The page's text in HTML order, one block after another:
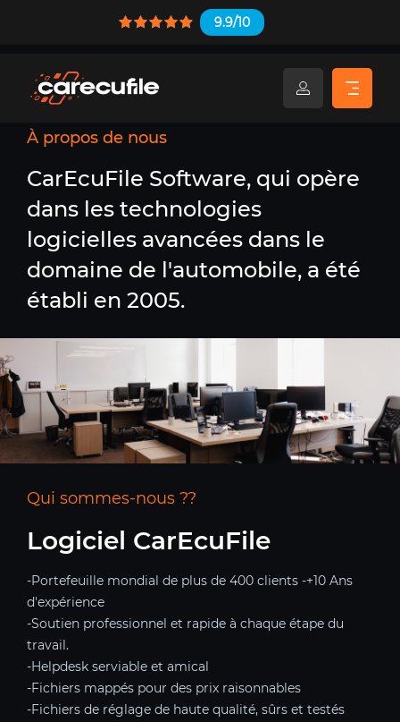
9.9/10
À propos de nous
CarEcuFile Software, qui opère
dans les technologies
logicielles avancées dans le
domaine de l'automobile, a été
établi en 2005.
Qui sommes-nous ??
Logiciel CarEcuFile
-Portefeuille mondial de plus de 400 clients -+10 Ans
d'expérience
-Soutien professionnel et rapide à chaque étape du
travail.
-Helpdesk serviable et amical
-Fichiers mappés pour des prix raisonnables
-Fichiers de réglage de haute qualité, sûrs et testés